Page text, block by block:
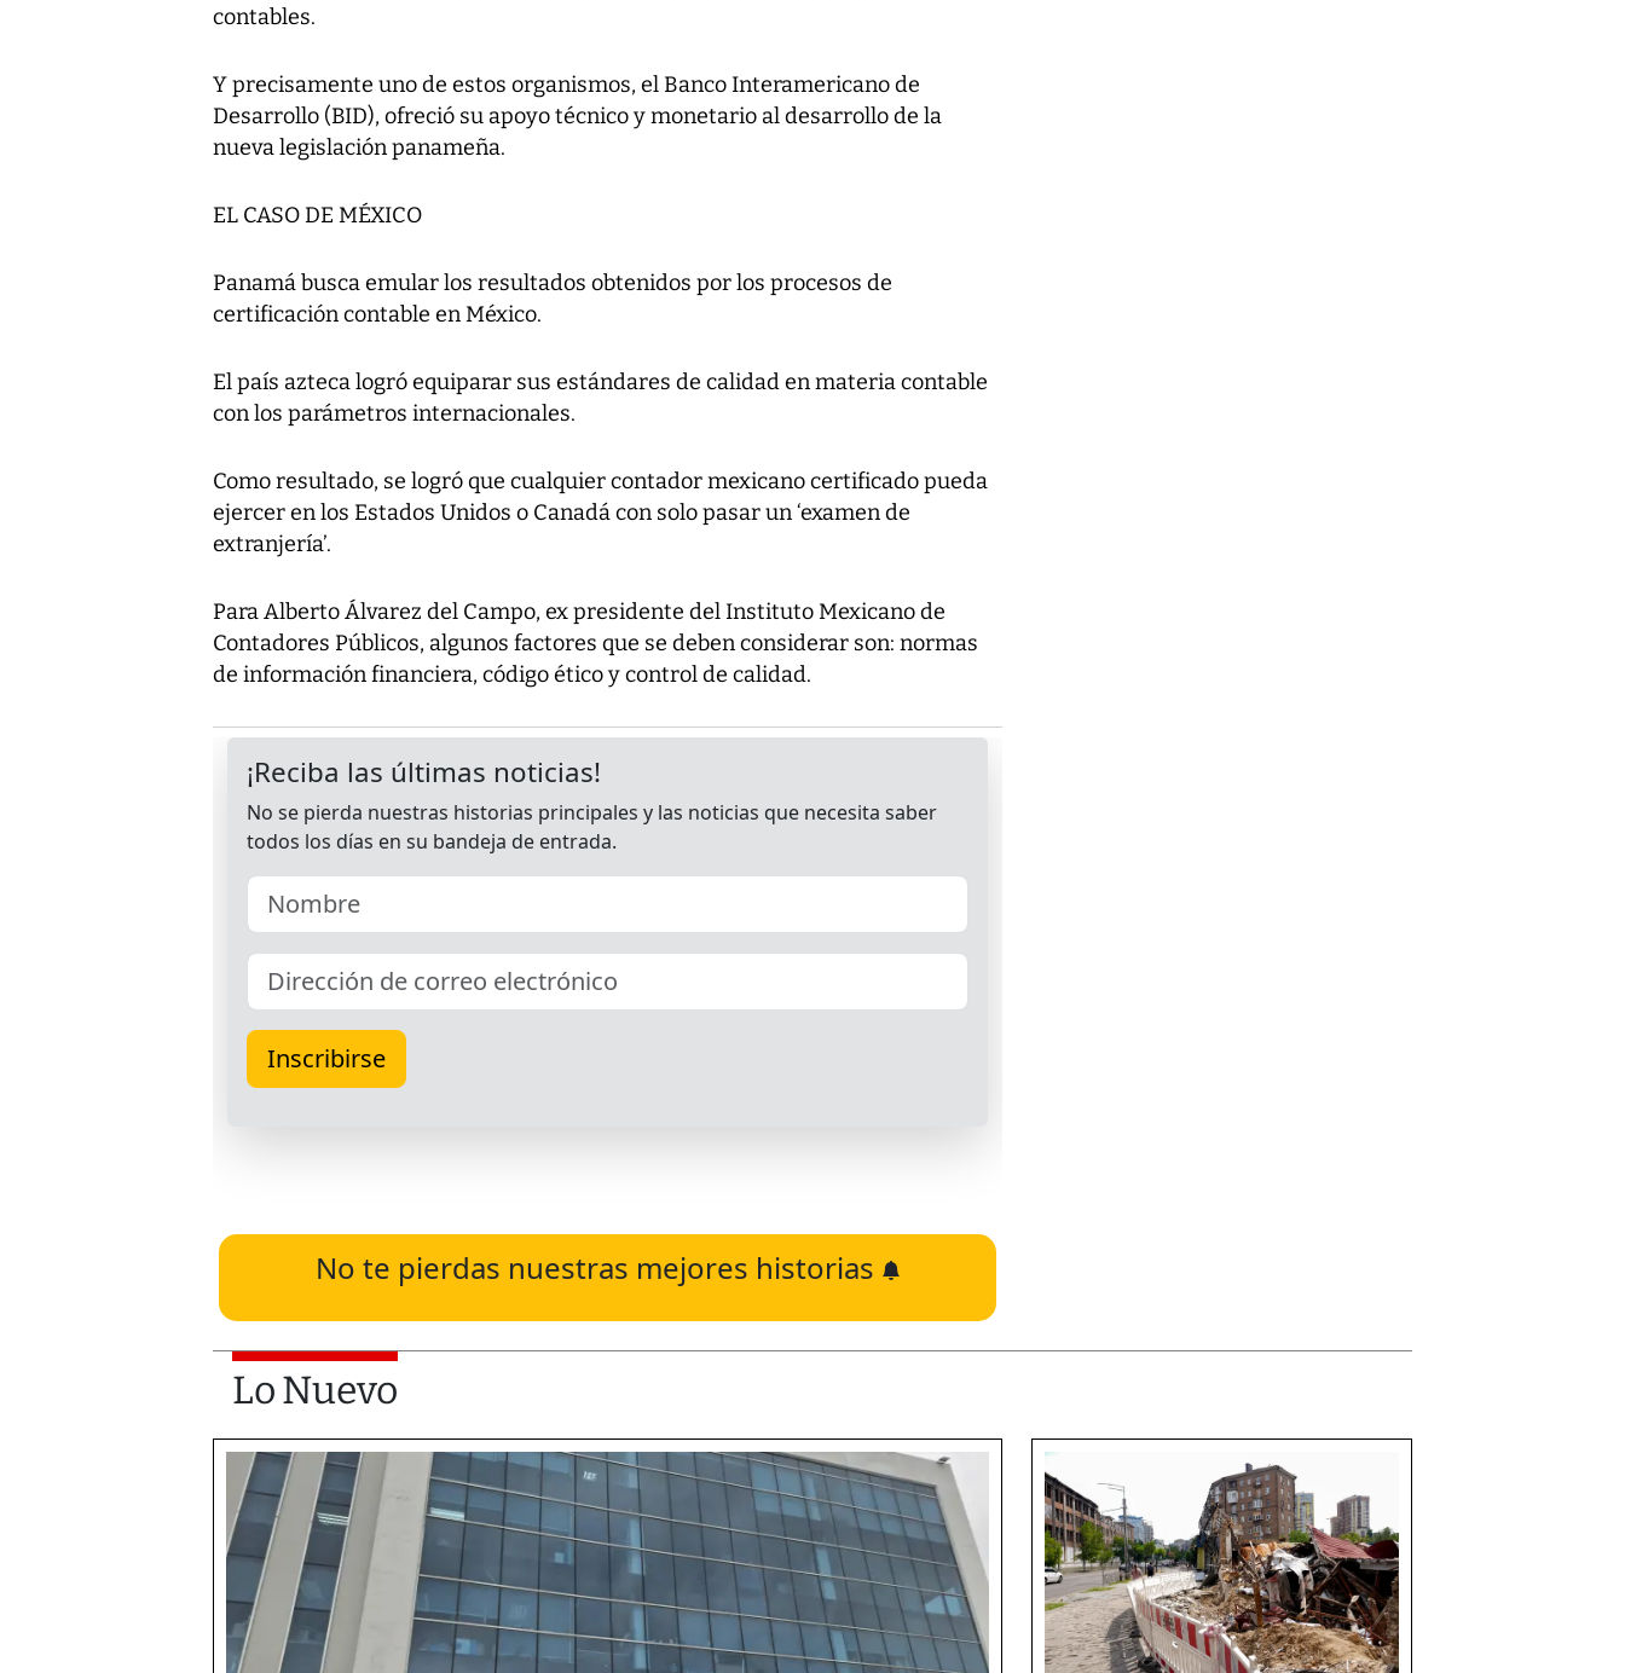
contables.
Y precisamente uno de estos organismos, el Banco Interamericano de
Desarrollo (BID), ofreció su apoyo técnico y monetario al desarrollo de la
nueva legislación panameña.
EL CASO DE MÉXICO
Panamá busca emular los resultados obtenidos por los procesos de
certificación contable en México.
El país azteca logró equiparar sus estándares de calidad en materia contable
con los parámetros internacionales.
Como resultado, se logró que cualquier contador mexicano certificado pueda
ejercer en los Estados Unidos o Canadá con solo pasar un ‘examen de
extranjería’.
Para Alberto Álvarez del Campo, ex presidente del Instituto Mexicano de
Contadores Públicos, algunos factores que se deben considerar son: normas
de información financiera, código ético y control de calidad.
No te pierdas nuestras mejores historias
Lo Nuevo